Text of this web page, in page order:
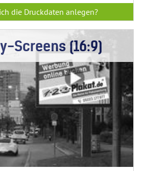
die Druckdaten anlegen?
Screens (16:9)